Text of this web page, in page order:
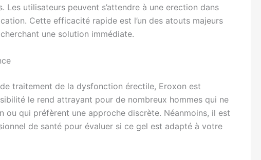
Les utilisateurs peuvent s’attendre à une erection dans
Cette efficacité rapide est l’un des atouts majeurs
une solution immédiate.
traitement de la dysfonction érectile, Eroxon est
le rend attrayant pour de nombreux hommes qui ne
ou qui préfèrent une approche discrète. Néanmoins, il est
de santé pour évaluer si ce gel est adapté à votre